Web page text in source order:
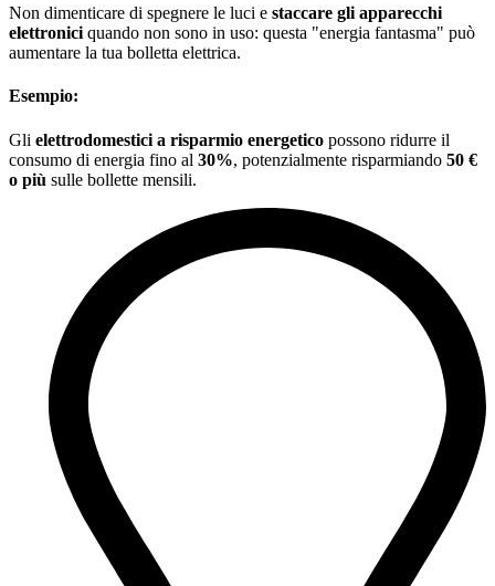
Non dimenticare di spegnere le luci e staccare gli apparecchi
elettronici quando non sono in uso: questa "energia fantasma" può
aumentare la tua bolletta elettrica.
Esempio:
Gli elettrodomestici a risparmio energetico possono ridurre il
consumo di energia fino al 30%, potenzialmente risparmiando 50 €
o più sulle bollette mensili.